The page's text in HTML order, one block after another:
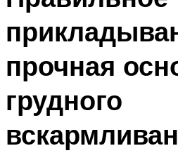
прочная
грудного